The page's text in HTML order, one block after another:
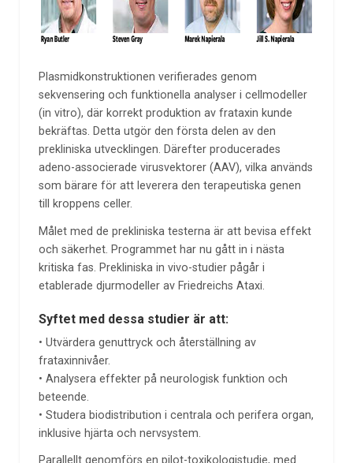
Plasmidkonstruktionen verifierades genom
sekvensering och funktionella analyser i cellmodeller
(in vitro), där korrekt produktion av frataxin kunde
bekräftas. Detta utgör den första delen av den
prekliniska utvecklingen. Därefter producerades
adeno-associerade virusvektorer (AAV), vilka används
som bärare för att leverera den terapeutiska genen
till kroppens celler.
Målet med de prekliniska testerna är att bevisa effekt
och säkerhet. Programmet har nu gått in i nästa
kritiska fas. Prekliniska in vivo-studier pågår i
etablerade djurmodeller av Friedreichs Ataxi.
Syftet med dessa studier är att:
• Utvärdera genuttryck och återställning av
frataxinnivåer.
• Analysera effekter på neurologisk funktion och
beteende.
• Studera biodistribution i centrala och perifera organ,
inklusive hjärta och nervsystem.
Parallellt genomförs en pilot-toxikologistudie, med